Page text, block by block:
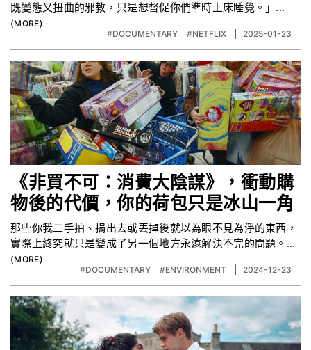
既變態又扭曲的邪教，只是想督促你們準時上床睡覺。」...
#DOCUMENTARY #NETFLIX 2025-01-23
《非買不可：消費大陰謀》，衝動購
物後的代價，你的荷包只是冰山一角
那些你我二手拍、捐出去或丟掉後就以為眼不見為淨的東西，
實際上終究就只是變成了另一個地方永遠解決不完的問題。...
#DOCUMENTARY #ENVIRONMENT 2024-12-23